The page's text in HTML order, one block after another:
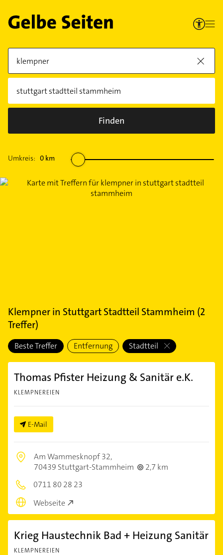
Finden
Umkreis: 0 km
Klempnerin Stuttgart Stadtteil Stammheim (2
Treffer)
Beste Treffer Entfernung Stadtteil
Thomas Pfister Heizung & Sanitär e.K.
KLEMPNEREIEN
E-Mail
Am Wammesknopf 32,
70439 Stuttgart-Stammheim
2,7 km
0711 80 28 23
Webseite
Krieg Haustechnik Bad + Heizung Sanitär
KLEMPNEREIEN